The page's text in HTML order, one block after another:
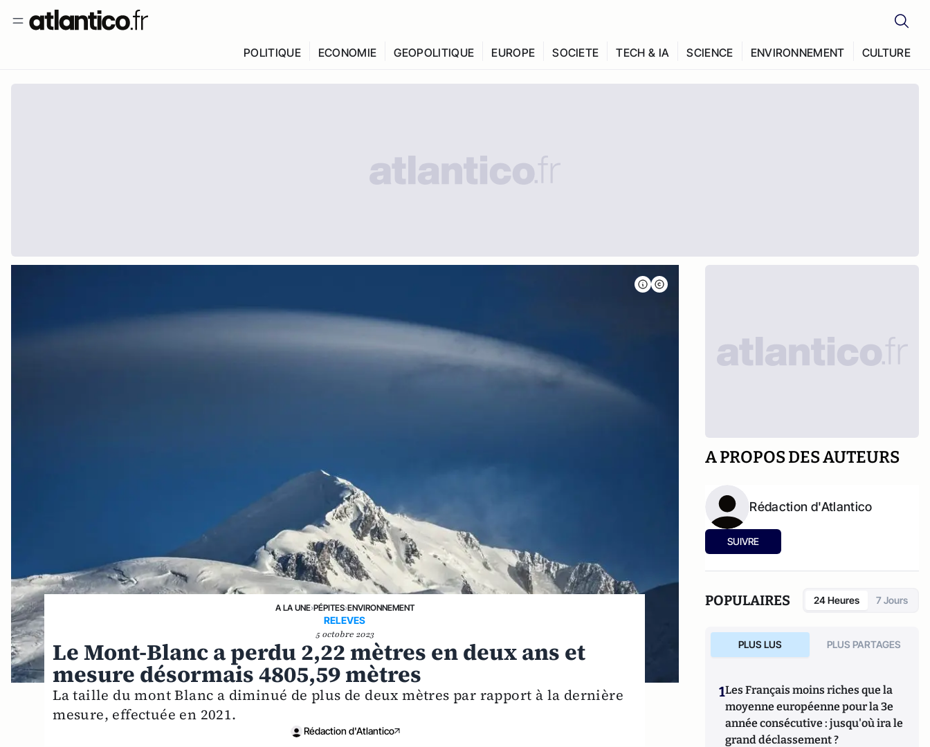
POLITIQUE ECONOMIE GEOPOLITIQUE EUROPE SOCIETE TECH & IA SCIENCE ENVIRONNEMENT CULTURE
A LA UNE›PÉPITES›ENVIRONNEMENT
RELEVES
5 octobre 2023
Le Mont-Blanc a perdu 2,22 mètres en deux ans et
mesure désormais 4805,59 mètres
La taille du mont Blanc a diminué de plus de deux mètres par rapport à la dernière
mesure, effectuée en 2021.
Rédaction d'Atlantico
A PROPOS DES AUTEURS
Rédaction d'Atlantico
SUIVRE
POPULAIRES 24 Heures 7 Jours
PLUS LUS PLUS PARTAGES
1Les Français moins riches que la
moyenne européenne pour la 3e
année consécutive : jusqu'où ira le
grand déclassement ?